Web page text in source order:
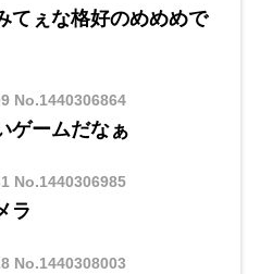
てぇな格好のめめめで
No.1440306864
ゲームだなぁ
No.1440306985
ラ
No.1440308003